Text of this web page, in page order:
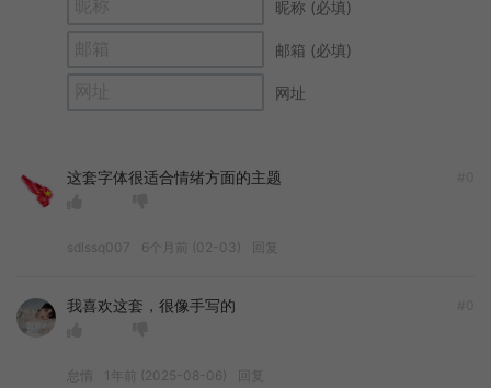
昵称 (必填)
邮箱 (必填)
网址
这套字体很适合情绪方面的主题
sdlssq007 6个月前 (02-03) 回复
我喜欢这套，很像手写的
怠惰 1年前 (2025-08-06) 回复